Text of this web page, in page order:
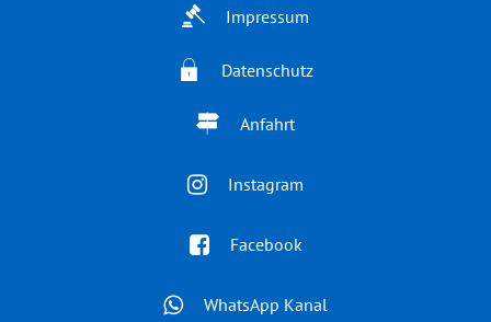
Impressum
Datenschutz
Anfahrt
Instagram
Facebook
WhatsApp Kanal